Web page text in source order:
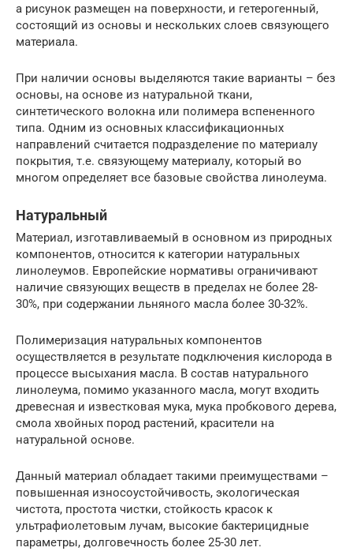
а рисунок размещен на поверхности, и гетерогенный,
состоящий из основы и нескольких слоев связующего
материала.
При наличии основы выделяются такие варианты – без
основы, на основе из натуральной ткани,
синтетического волокна или полимера вспененного
типа. Одним из основных классификационных
направлений считается подразделение по материалу
покрытия, т.е. связующему материалу, который во
многом определяет все базовые свойства линолеума.
Натуральный
Материал, изготавливаемый в основном из природных
компонентов, относится к категории натуральных
линолеумов. Европейские нормативы ограничивают
наличие связующих веществ в пределах не более 28-
30%, при содержании льняного масла более 30-32%.
Полимеризация натуральных компонентов
осуществляется в результате подключения кислорода в
процессе высыхания масла. В состав натурального
линолеума, помимо указанного масла, могут входить
древесная и известковая мука, мука пробкового дерева,
смола хвойных пород растений, красители на
натуральной основе.
Данный материал обладает такими преимуществами –
повышенная износоустойчивость, экологическая
чистота, простота чистки, стойкость красок к
ультрафиолетовым лучам, высокие бактерицидные
параметры, долговечность более 25-30 лет.